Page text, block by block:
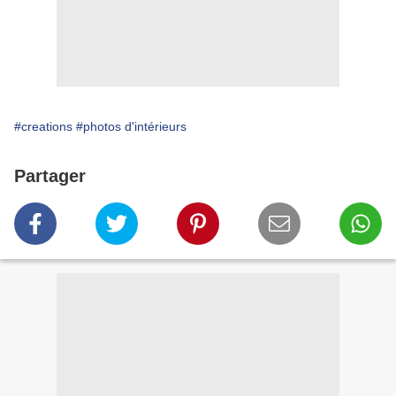
#creations #photos d'intérieurs
Partager